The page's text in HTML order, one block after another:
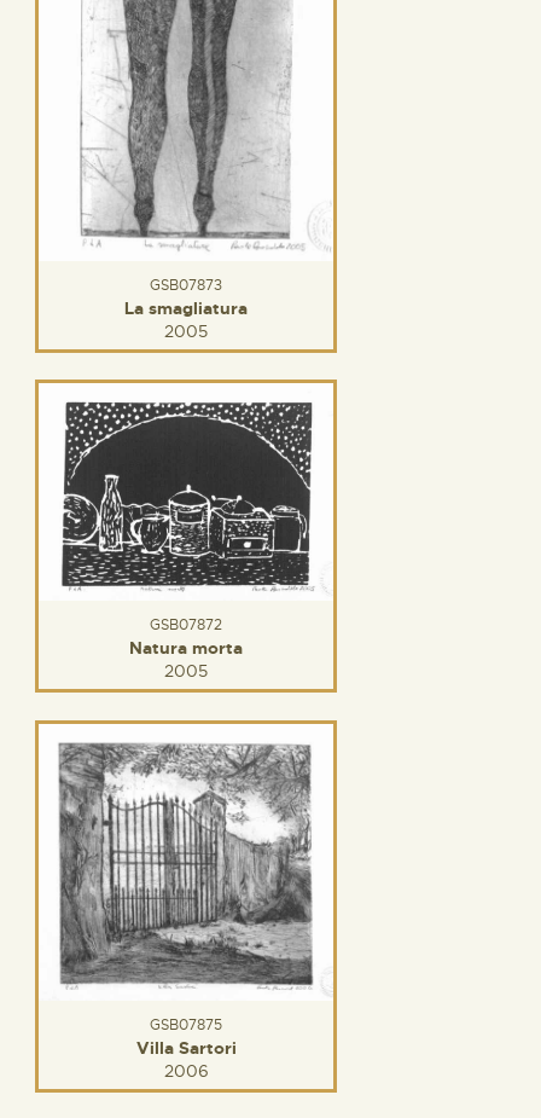
GSB07873
La smagliatura
2005
GSB07872
Natura morta
2005
GSB07875
Villa Sartori
2006